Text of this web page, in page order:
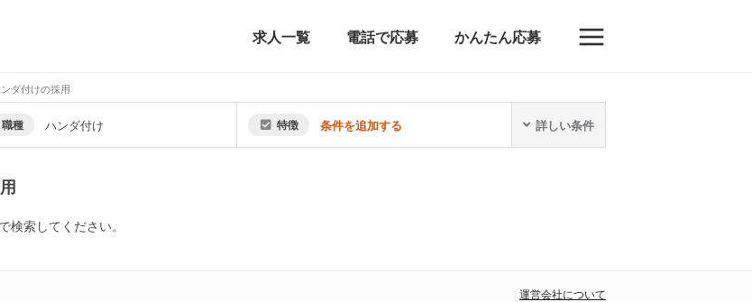
求人一覧 電話で応募 かんたん応募
ダ付けの採用
職種 ハンダ付け 特徴 条件を追加する 詳しい条件
検索してください。
運営会社について